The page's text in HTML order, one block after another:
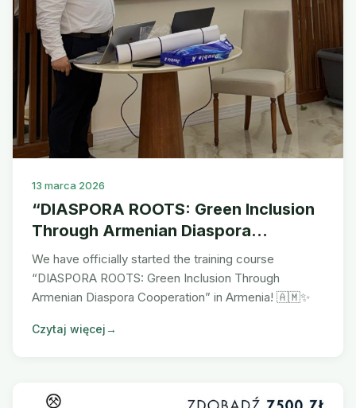
13 marca 2026
“DIASPORA ROOTS: Green Inclusion
Through Armenian Diaspora
Cooperation”
We have officially started the training course
“DIASPORA ROOTS: Green Inclusion Through
Armenian Diaspora Cooperation” in Armenia! 🇦🇲✨
Czytaj więcej→